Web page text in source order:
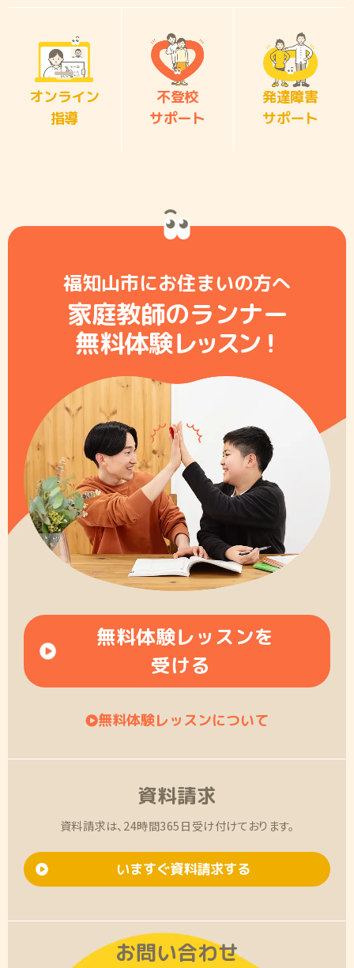
オンライン
指導
不登校
サポート
発達障害
サポート
福知山市にお住まいの方へ
家庭教師のランナー
無料体験レッスン！
無料体験レッスンを
受ける
無料体験レッスンについて
資料請求
資料請求は、24時間365日受け付けております。
いますぐ資料請求する
お問い合わせ